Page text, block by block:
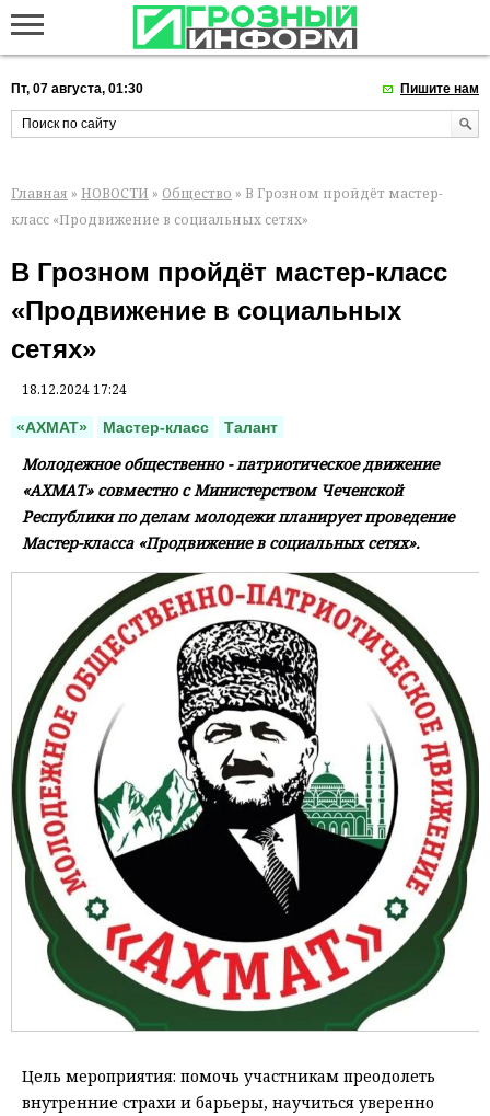
Пт, 07 августа, 01:30 Пишите нам
Главная » НОВОСТИ » Общество » В Грозном пройдёт мастер-
класс «Продвижение в социальных сетях»
В Грозном пройдёт мастер-класс
«Продвижение в социальных
сетях»
18.12.2024 17:24
«АХМАТ» Мастер-класс Талант
Молодежное общественно - патриотическое движение
«АХМАТ» совместно с Министерством Чеченской
Республики по делам молодежи планирует проведение
Мастер-класса «Продвижение в социальных сетях».
Цель мероприятия: помочь участникам преодолеть
внутренние страхи и барьеры, научиться уверенно